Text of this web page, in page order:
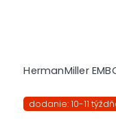
HermanMiller
dodanie: 10-11